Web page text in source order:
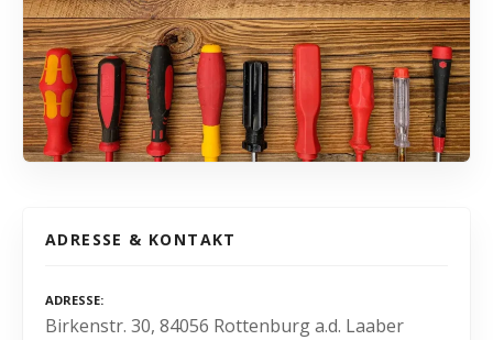
ADRESSE & KONTAKT
ADRESSE
Birkenstr. 30, 84056 Rottenburg a.d. Laaber